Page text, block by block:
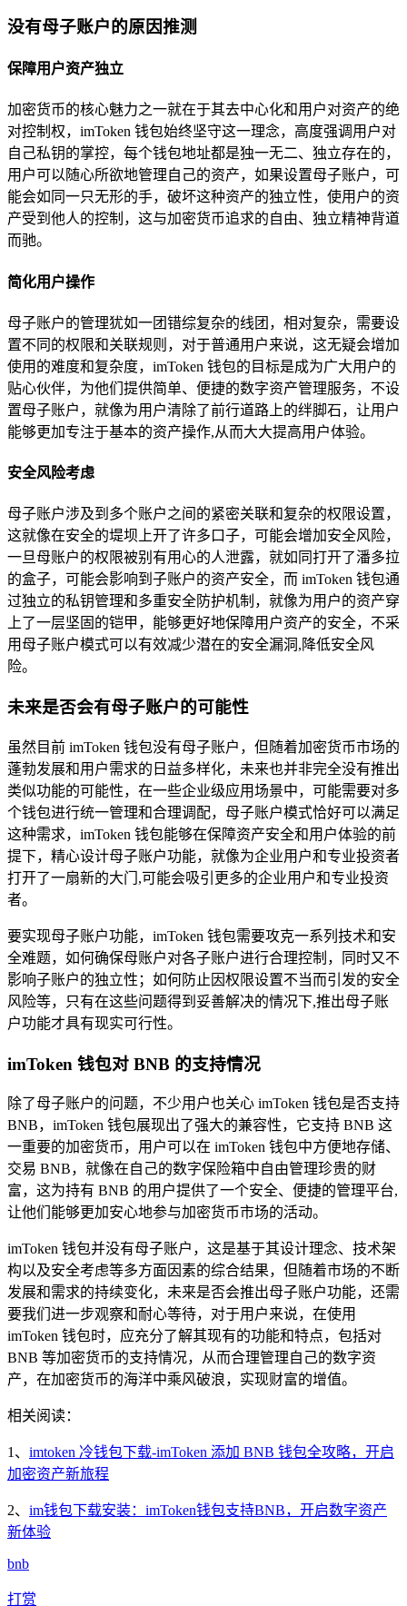
没有母子账户的原因推测
保障用户资产独立
加密货币的核心魅力之一就在于其去中心化和用户对资产的绝
对控制权，imToken 钱包始终坚守这一理念，高度强调用户对
自己私钥的掌控，每个钱包地址都是独一无二、独立存在的，
用户可以随心所欲地管理自己的资产，如果设置母子账户，可
能会如同一只无形的手，破坏这种资产的独立性，使用户的资
产受到他人的控制，这与加密货币追求的自由、独立精神背道
而驰。
简化用户操作
母子账户的管理犹如一团错综复杂的线团，相对复杂，需要设
置不同的权限和关联规则，对于普通用户来说，这无疑会增加
使用的难度和复杂度，imToken 钱包的目标是成为广大用户的
贴心伙伴，为他们提供简单、便捷的数字资产管理服务，不设
置母子账户，就像为用户清除了前行道路上的绊脚石，让用户
能够更加专注于基本的资产操作,从而大大提高用户体验。
安全风险考虑
母子账户涉及到多个账户之间的紧密关联和复杂的权限设置，
这就像在安全的堤坝上开了许多口子，可能会增加安全风险，
一旦母账户的权限被别有用心的人泄露，就如同打开了潘多拉
的盒子，可能会影响到子账户的资产安全，而 imToken 钱包通
过独立的私钥管理和多重安全防护机制，就像为用户的资产穿
上了一层坚固的铠甲，能够更好地保障用户资产的安全，不采
用母子账户模式可以有效减少潜在的安全漏洞,降低安全风
险。
未来是否会有母子账户的可能性
虽然目前 imToken 钱包没有母子账户，但随着加密货币市场的
蓬勃发展和用户需求的日益多样化，未来也并非完全没有推出
类似功能的可能性，在一些企业级应用场景中，可能需要对多
个钱包进行统一管理和合理调配，母子账户模式恰好可以满足
这种需求，imToken 钱包能够在保障资产安全和用户体验的前
提下，精心设计母子账户功能，就像为企业用户和专业投资者
打开了一扇新的大门,可能会吸引更多的企业用户和专业投资
者。
要实现母子账户功能，imToken 钱包需要攻克一系列技术和安
全难题，如何确保母账户对各子账户进行合理控制，同时又不
影响子账户的独立性；如何防止因权限设置不当而引发的安全
风险等，只有在这些问题得到妥善解决的情况下,推出母子账
户功能才具有现实可行性。
imToken 钱包对 BNB 的支持情况
除了母子账户的问题，不少用户也关心 imToken 钱包是否支持
BNB，imToken 钱包展现出了强大的兼容性，它支持 BNB 这
一重要的加密货币，用户可以在 imToken 钱包中方便地存储、
交易 BNB，就像在自己的数字保险箱中自由管理珍贵的财
富，这为持有 BNB 的用户提供了一个安全、便捷的管理平台,
让他们能够更加安心地参与加密货币市场的活动。
imToken 钱包并没有母子账户，这是基于其设计理念、技术架
构以及安全考虑等多方面因素的综合结果，但随着市场的不断
发展和需求的持续变化，未来是否会推出母子账户功能，还需
要我们进一步观察和耐心等待，对于用户来说，在使用
imToken 钱包时，应充分了解其现有的功能和特点，包括对
BNB 等加密货币的支持情况，从而合理管理自己的数字资
产，在加密货币的海洋中乘风破浪，实现财富的增值。
相关阅读：
1、 imtoken 冷钱包下载-imToken 添加 BNB 钱包全攻略，开启
加密资产新旅程
2、 im钱包下载安装：imToken钱包支持BNB，开启数字资产
新体验
bnb
打赏